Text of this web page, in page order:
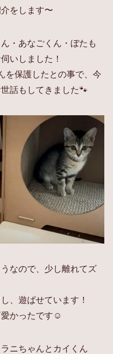
をします〜
・あなごくん・ぼたも
いしました！
を保護したとの事で、今
話もしてきました🐾
なので、少し離れてズ
、遊ばせています！
愛かったです☺️
ニちゃんとカイくん